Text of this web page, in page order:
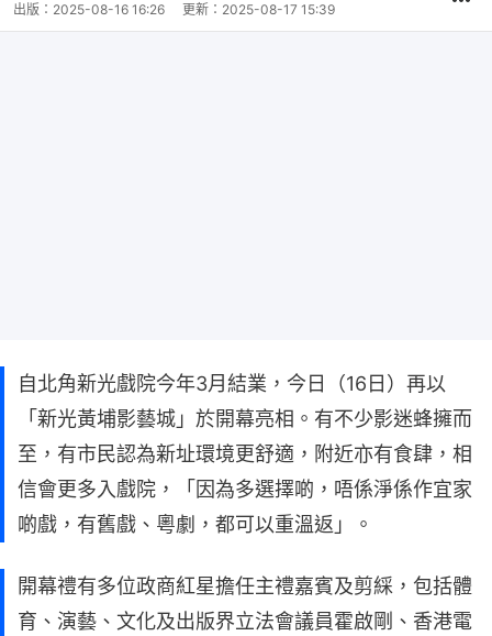
出版： 2025-08-16 16:26 更新： 2025-08-17 15:39
自北角新光戲院今年3月結業，今日（16日）再以
「新光黃埔影藝城」於開幕亮相。有不少影迷蜂擁而
至，有市民認為新址環境更舒適，附近亦有食肆，相
信會更多入戲院，「因為多選擇啲，唔係淨係作宜家
啲戲，有舊戲、粵劇，都可以重溫返」。
開幕禮有多位政商紅星擔任主禮嘉賓及剪綵，包括體
育、演藝、文化及出版界立法會議員霍啟剛、香港電